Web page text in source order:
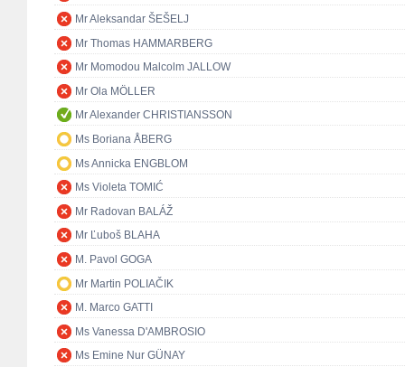
Mr Aleksandar ŠEŠELJ
Mr Thomas HAMMARBERG
Mr Momodou Malcolm JALLOW
Mr Ola MÖLLER
Mr Alexander CHRISTIANSSON
Ms Boriana ÅBERG
Ms Annicka ENGBLOM
Ms Violeta TOMIĆ
Mr Radovan BALÁŽ
Mr Ľuboš BLAHA
M. Pavol GOGA
Mr Martin POLIAČIK
M. Marco GATTI
Ms Vanessa D'AMBROSIO
Ms Emine Nur GÜNAY